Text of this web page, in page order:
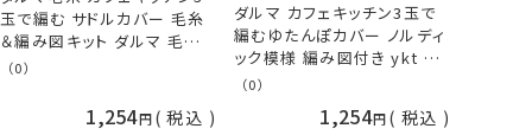
玉で編む サドルカバー 毛糸
＆編み図キット ダルマ 毛糸
横田 daruma ykt 手芸の山
（0）
1,254 税込
ダルマ カフェキッチン3玉で
編むゆたんぽカバー ノルディ
ック模様 編み図付き ykt 手
芸の山久
（0）
1,254 税込